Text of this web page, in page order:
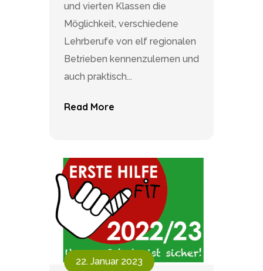
und vierten Klassen die
Möglichkeit, verschiedene
Lehrberufe von elf regionalen
Betrieben kennenzulernen und
auch praktisch...
Read More
22. Januar 2023